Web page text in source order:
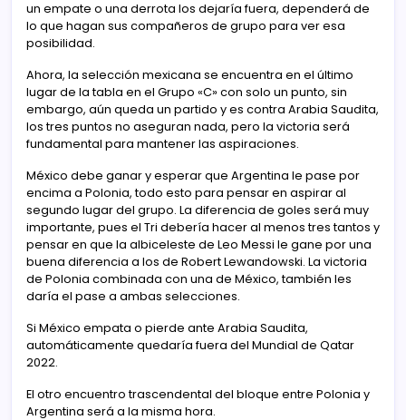
un empate o una derrota los dejaría fuera, dependerá de
lo que hagan sus compañeros de grupo para ver esa
posibilidad.
Ahora, la selección mexicana se encuentra en el último
lugar de la tabla en el Grupo «C» con solo un punto, sin
embargo, aún queda un partido y es contra Arabia Saudita,
los tres puntos no aseguran nada, pero la victoria será
fundamental para mantener las aspiraciones.
México debe ganar y esperar que Argentina le pase por
encima a Polonia, todo esto para pensar en aspirar al
segundo lugar del grupo. La diferencia de goles será muy
importante, pues el Tri debería hacer al menos tres tantos y
pensar en que la albiceleste de Leo Messi le gane por una
buena diferencia a los de Robert Lewandowski. La victoria
de Polonia combinada con una de México, también les
daría el pase a ambas selecciones.
Si México empata o pierde ante Arabia Saudita,
automáticamente quedaría fuera del Mundial de Qatar
2022.
El otro encuentro trascendental del bloque entre Polonia y
Argentina será a la misma hora.